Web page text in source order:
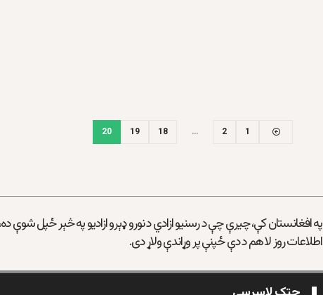
1
2
…
18
19
20
په افغانستان کې، چیرې چې د رسنیو ازادي د نورو ډېرو ازادیو په څېر ځپل شوې ده،
اطلاعات روز لا هم د دې ځپنې پر وړاندې ولاړ دی.